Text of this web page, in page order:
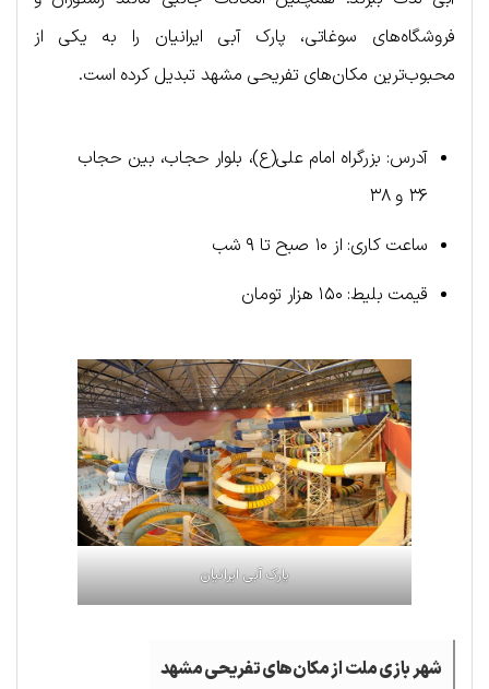
فروشگاه‌های سوغاتی، پارک آبی ایرانیان را به یکی از
محبوب‌ترین مکان‌های تفریحی مشهد تبدیل کرده است.
آدرس: بزرگراه امام علی(ع)، بلوار حجاب، بین حجاب
۳۶ و ۳۸
ساعت کاری: از ۱۰ صبح تا ۹ شب
قیمت بلیط: ۱۵۰ هزار تومان
پارک آبی ایرانیان
شهر بازی ملت از مکان‌های تفریحی مشهد